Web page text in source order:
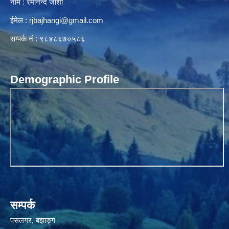
नाम : रमानन्द जोशी
ईमेल : rjbajhangi@gmail.com
सम्पर्क नं : ९८४८६७०५८६
Demographic Profile
सम्पर्क
पसलगर, बझाङ्ग